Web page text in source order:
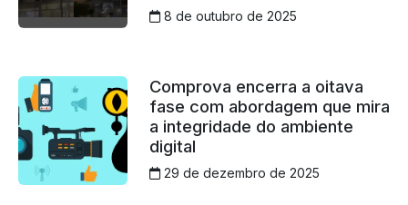
8 de outubro de 2025
Comprova encerra a oitava
fase com abordagem que mira
a integridade do ambiente
digital
29 de dezembro de 2025